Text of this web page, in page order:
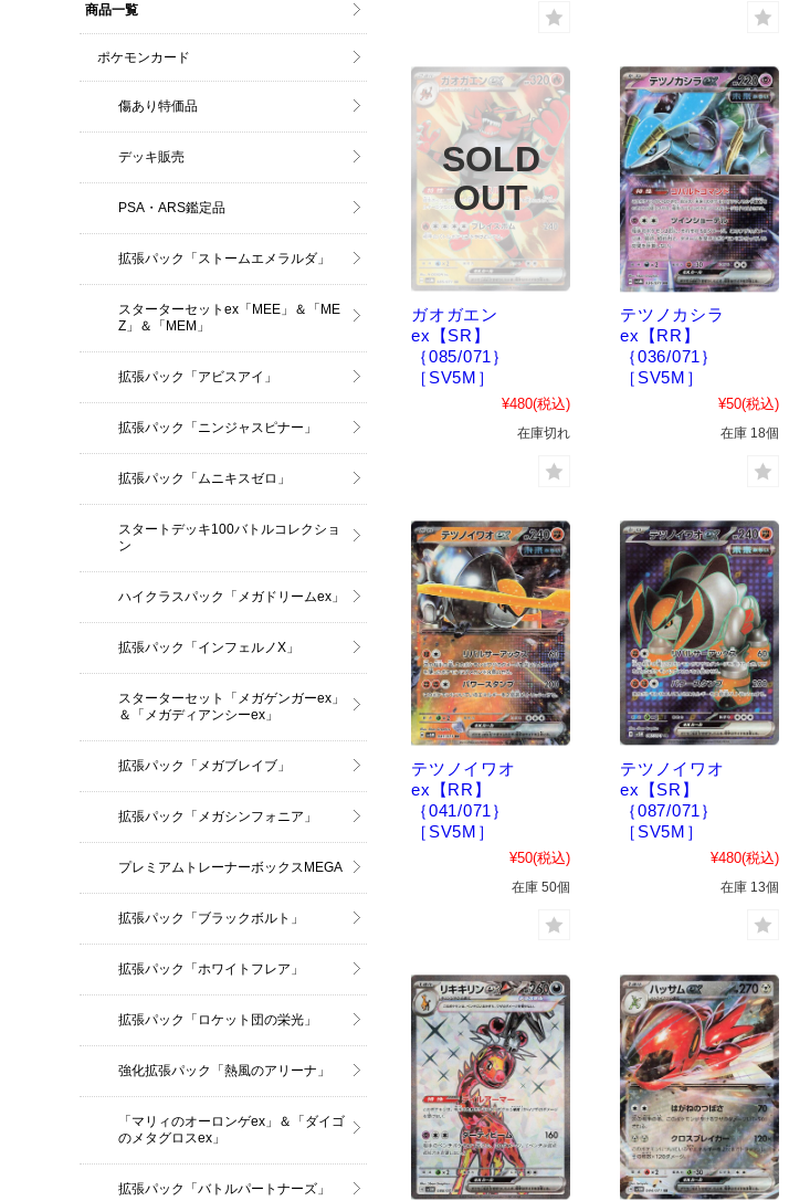
ガオガエン
ex【SR】
｛085/071｝
［SV5M］
¥480(税込)
在庫切れ
テツノカシラ
ex【RR】
｛036/071｝
［SV5M］
¥50(税込)
在庫 18個
テツノイワオ
ex【RR】
｛041/071｝
［SV5M］
¥50(税込)
在庫 50個
テツノイワオ
ex【SR】
｛087/071｝
［SV5M］
¥480(税込)
在庫 13個
商品一覧
ポケモンカード
傷あり特価品
デッキ販売
PSA・ARS鑑定品
拡張パック「ストームエメラルダ」
スターターセットex「MEE」＆「ME
Z」＆「MEM」
拡張パック「アビスアイ」
拡張パック「ニンジャスピナー」
拡張パック「ムニキスゼロ」
スタートデッキ100バトルコレクショ
ン
ハイクラスパック「メガドリームex」
拡張パック「インフェルノX」
スターターセット「メガゲンガーex」
＆「メガディアンシーex」
拡張パック「メガブレイブ」
拡張パック「メガシンフォニア」
プレミアムトレーナーボックスMEGA
拡張パック「ブラックボルト」
拡張パック「ホワイトフレア」
拡張パック「ロケット団の栄光」
強化拡張パック「熱風のアリーナ」
「マリィのオーロンゲex」＆「ダイゴ
のメタグロスex」
拡張パック「バトルパートナーズ」